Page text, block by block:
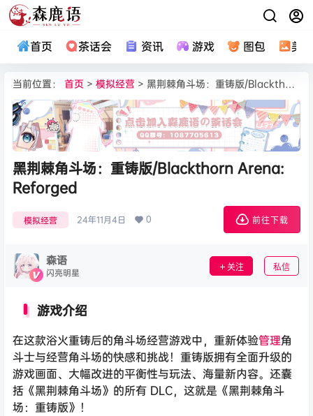
首页 茶话会 资讯 游戏 图包 美
当前位置： 首页 > 模拟经营 > 黑荆棘角斗场：重铸版/Blackthorn Arena: Reforged
黑荆棘角斗场：重铸版/Blackthorn Arena:
Reforged
模拟经营 24年11月4日 0 前往下载
森语
闪亮明星 关注 私信
游戏介绍
在这款浴火重铸后的角斗场经营游戏中，重新体验管理角
斗士与经营角斗场的快感和挑战！重铸版拥有全面升级的
游戏画面、大幅改进的平衡性与玩法、海量新内容。还囊
括《黑荆棘角斗场》的所有 DLC，这就是《黑荆棘角斗
场：重铸版》！